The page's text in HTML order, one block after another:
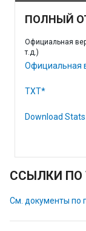
ПОЛНЫЙ
Официальная
т.д.)
Официальная
TXT*
Download Stats
ССЫЛКИ ПО
См. документы по